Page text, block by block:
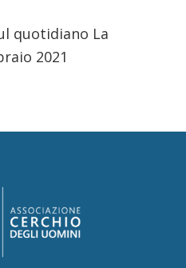
quotidiano La
2021